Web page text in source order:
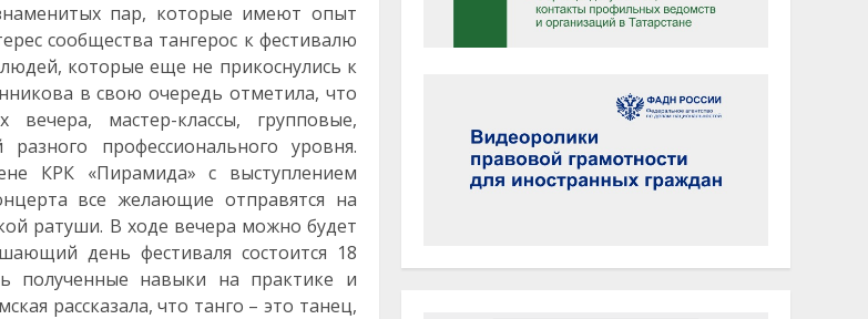
пар, которые имеют опыт
сообщества тангерос к фестивалю
которые еще не прикоснулись к
в свою очередь отметила, что
мастер-классы, групповые,
профессионального уровня.
КРК «Пирамида» с выступлением
все желающие отправятся на
ратуши. В ходе вечера можно будет
день фестиваля состоится 18
полученные навыки на практике и
рассказала, что танго – это танец,